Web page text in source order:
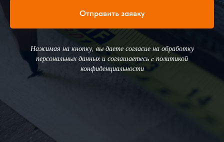
Отправить заявку
Нажимая на кнопку, вы даете согласие на обработку
персональных данных и соглашаетесь c политикой
конфиденциальности